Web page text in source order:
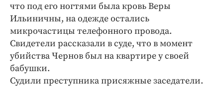
что под его ногтями была кровь Веры
Ильиничны, на одежде остались
микрочастицы телефонного провода.
Свидетели рассказали в суде, что в момент
убийства Чернов был на квартире у своей
бабушки.
Судили преступника присяжные заседатели.